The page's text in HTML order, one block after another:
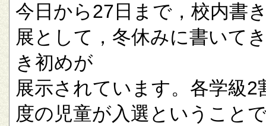
今日から27日まで，校内書
展として，冬休みに書いて
き初めが
展示されています。各学級2
度の児童が入選ということ